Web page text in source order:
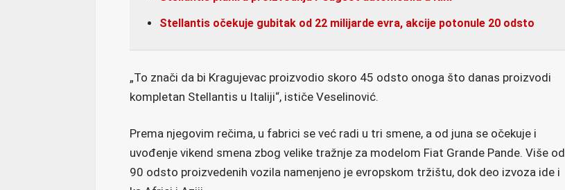
Stellantis očekuje gubitak od 22 milijarde evra, akcije potonule 20 odsto
„To znači da bi Kragujevac proizvodio skoro 45 odsto onoga što danas proizvodi
kompletan Stellantis u Italiji“, ističe Veselinović.
Prema njegovim rečima, u fabrici se već radi u tri smene, a od juna se očekuje i
uvođenje vikend smena zbog velike tražnje za modelom Fiat Grande Pande. Više od
90 odsto proizvedenih vozila namenjeno je evropskom tržištu, dok deo izvoza ide i